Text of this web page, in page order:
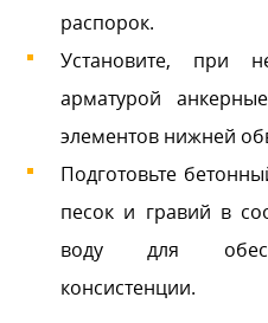
распорок.
Установите, при
арматурой
элементов нижней
Подготовьте
песок и гравий в
воду для
консистенции.